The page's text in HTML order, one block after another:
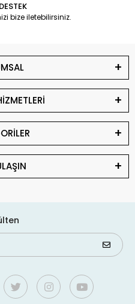
bize iletebilirsiniz.